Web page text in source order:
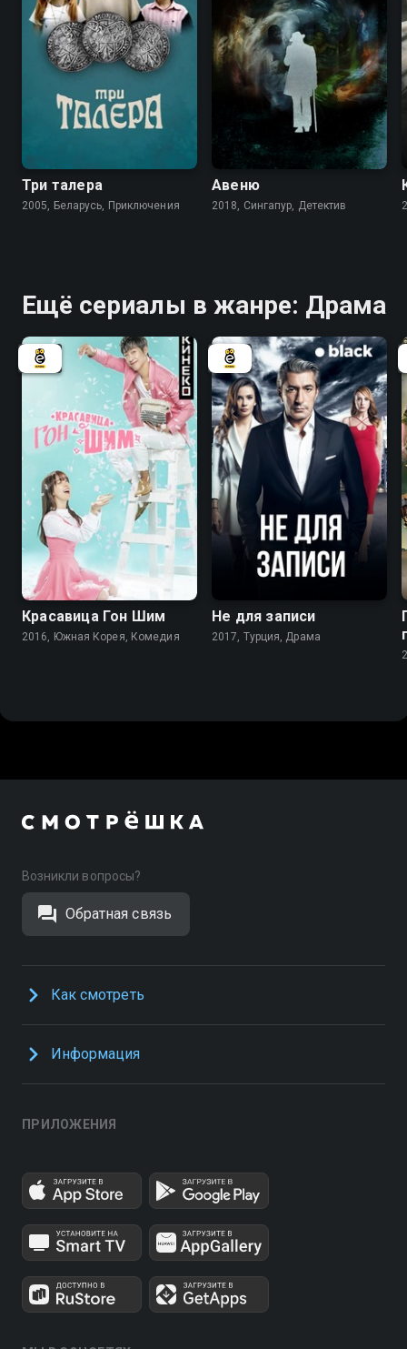
Три талера
2005, Беларусь, Приключения
Авеню
2018, Сингапур, Детектив
Ещё сериалы в жанре: Драма
7.7 7.3
Красавица Гон Шим
2016, Южная Корея, Комедия
Не для записи
2017, Турция, Драма
Возникли вопросы?
Обратная связь
Как смотреть
Информация
ПРИЛОЖЕНИЯ